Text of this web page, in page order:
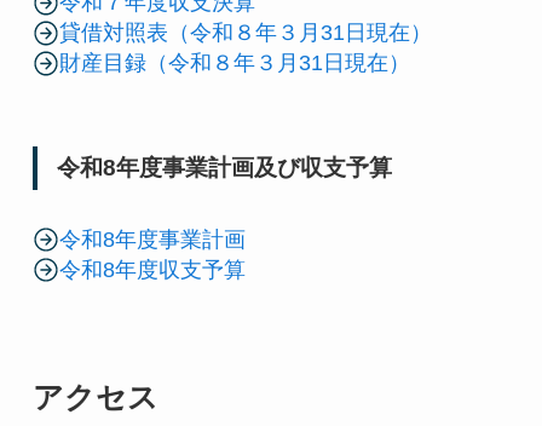
貸借対照表（令和８年３月31日現在）
財産目録（令和８年３月31日現在）
令和8年度事業計画及び収支予算
令和8年度事業計画
令和8年度収支予算
アクセス